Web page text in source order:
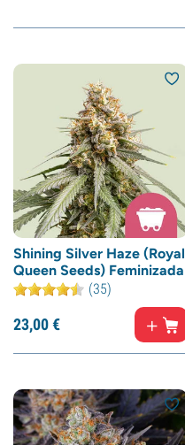
Shining Silver Haze (Royal
Queen Seeds) Feminizada
(35)
23,00€